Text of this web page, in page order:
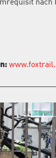
nach